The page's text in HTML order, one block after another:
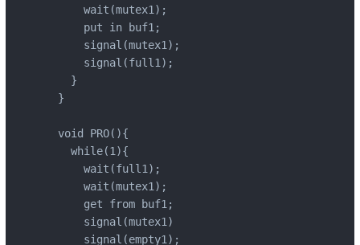
      wait(mutex1);
      put in buf1;
      signal(mutex1);
      signal(full1);
    }
  }
  void PRO(){
    while(1){
      wait(full1);
      wait(mutex1);
      get from buf1;
      signal(mutex1)
      signal(empty1);